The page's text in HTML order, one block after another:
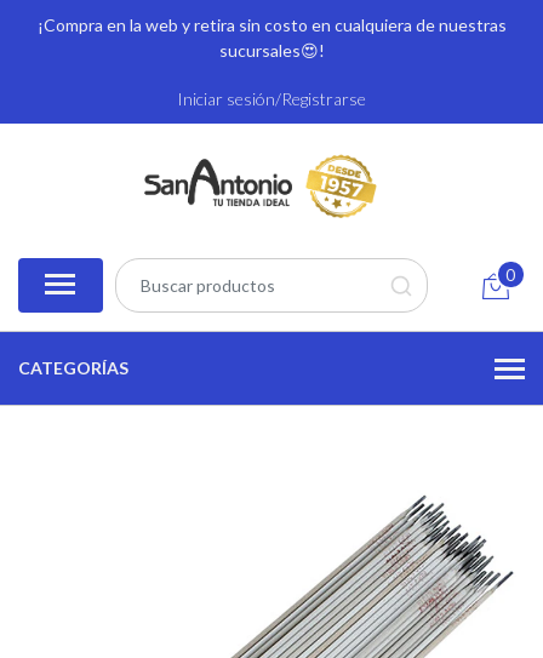
¡Compra en la web y retira sin costo en cualquiera de nuestras
sucursales😍!
Iniciar sesión/Registrarse
0
CATEGORÍAS